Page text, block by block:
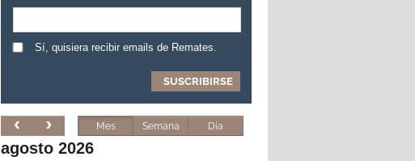
Sí, quisiera recibir emails de Remates.
Mes Semana Día
agosto 2026